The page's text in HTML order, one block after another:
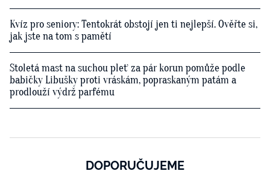
Kvíz pro seniory: Tentokrát obstojí jen ti nejlepší. Ověřte si,
jak jste na tom s pamětí
Stoletá mast na suchou pleť za pár korun pomůže podle
babičky Libušky proti vráskám, popraskaným patám a
prodlouží výdrž parfému
DOPORUČUJEME